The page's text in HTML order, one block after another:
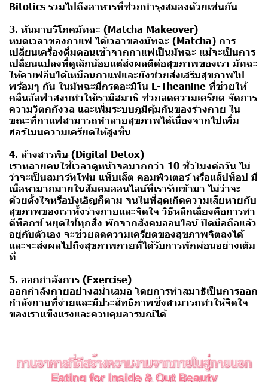
Bitotics รวมไปถึงอาหารที่ช่วยบำรุงสมองด้วยเช่นกัน
3. หันมาบริโภคมัทฉะ (Matcha Makeover)
หมดเวลาของกาแฟ ได้เวลาของมัทฉะ (Matcha) การ
เปลี่ยนเครื่องดื่มตอนเช้าจากกาแฟเป็นมัทฉะ แม้จะเป็นการ
เปลี่ยนแปลงที่ดูเล็กน้อยแต่ส่งผลดีต่อสุขภาพของเรา มัทฉะ
ให้คาเฟอีนได้เหมือนกาแฟและยังช่วยส่งเสริมสุขภาพไป
พร้อมๆ กัน ในมัทฉะมีกรดอะมิโน L-Theanine ที่ช่วยให้
คลื่นอัลฟ่าสงบทำให้เรามีสมาธิ ช่วยลดความเครียด จัดการ
ความวิตกกังวล และเพิ่มระบบภูมิคุ้มกันของร่างกาย ใน
ขณะที่กาแฟสามารถทำลายสุขภาพได้เนื่องจากไปเพิ่ม
ฮอร์โมนความเครียดให้สูงขึ้น
4. ล้างสารพิษ (Digital Detox)
เราหลายคนใช้เวลาดูหน้าจอมากกว่า 10 ชั่วโมงต่อวัน ไม่
ว่าจะเป็นสมาร์ทโฟน แท็บเล็ต คอมพิวเตอร์ หรือแล็ปท็อป มี
เนื้อหามากมายในสัมคมออนไลน์ที่เรารับเข้ามา ไม่ว่าจะ
ด้วยตั้งใจหรือบังเอิญก็ตาม จนในที่สุดเกิดความเสียหายกับ
สุขภาพของเราทั้งร่างกายและจิตใจ วิธีหลีกเลี่ยงคือการทำ
ดีท็อกซ์ หยุดใช้ทุกสิ่ง พักจากสังคมออนไลน์ ปิดมือถือแล้ว
อยู่กับตัวเอง จะช่วยลดความเครียดของสุขภาพจิตลงได้
และจะส่งผลไปถึงสุขภาพกายที่ได้รับการพักผ่อนอย่างเต็ม
ที่
5. ออกกำลังการ (Exercise)
ออกกำลังกายอย่างสม่ำเสมอ โดยการทำสมาธิเป็นการออก
กำลังกายที่ง่ายและมีประสิทธิภาพซึ่งสามารถทำให้จิตใจ
ของเราแข็งแรงและควบคุมอารมณ์ได้